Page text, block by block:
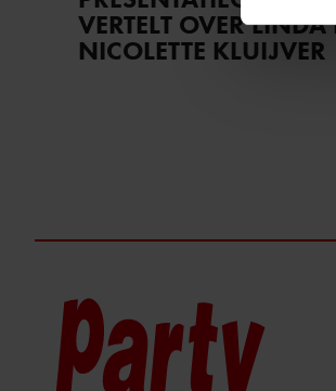
We
VERTELT OVER
NICOLETTE KLUIJVER